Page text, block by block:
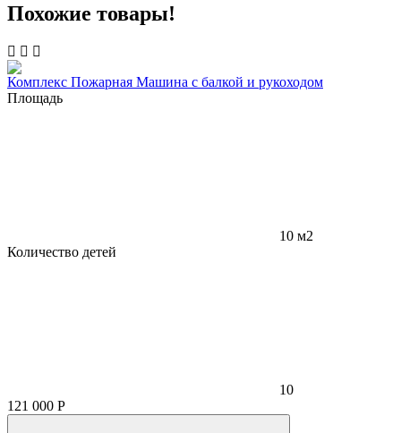
Похожие товары!
Комплекс Пожарная Машина с балкой и рукоходом
Площадь
10 м2
Количество детей
10
121 000 Р